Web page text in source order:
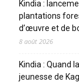
Kindia :
plantations
d’œuvre et de
8 août 2026
Kindia : Quand
jeunesse de